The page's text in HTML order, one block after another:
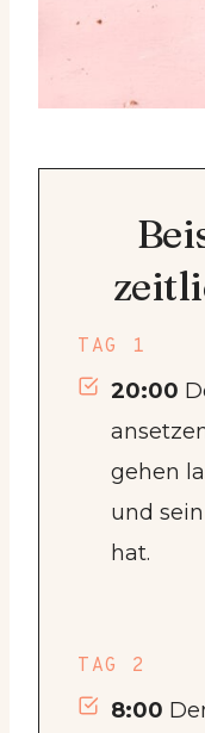
TAG 1
20:00
gehen
und
hat.
TAG 2
8:00